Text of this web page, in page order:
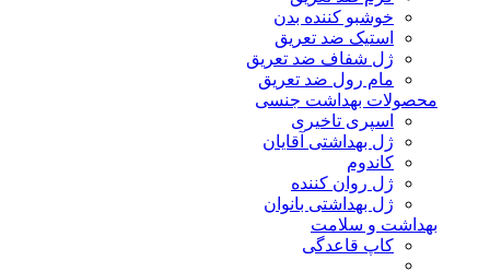
خوشبو کننده بدن
استیک ضد تعریق
ژل شفاف ضد تعریق
مام رول ضد تعریق
محصولات بهداشت جنسی
اسپری تاخیری
ژل بهداشتی آقایان
کاندوم
ژل روان کننده
ژل بهداشتی بانوان
بهداشت و سلامت
کاپ قاعدگی